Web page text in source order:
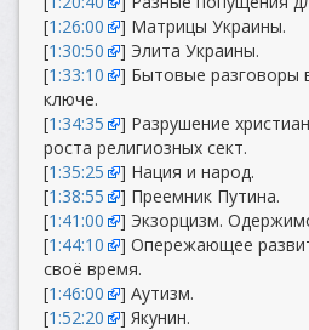
[1:26:00
] Матрицы Украины.
[1:30:50
] Элита Украины.
[1:33:10
] Бытовые разговоры
ключе.
[1:34:35
] Разрушение
роста религиозных сект.
[1:35:25
] Нация и народ.
[1:38:55
] Преемник Путина.
[1:41:00
] Экзорцизм.
[1:44:10
] Опережающее
своё время.
[1:46:00
] Аутизм.
[1:52:20 ] Якунин.